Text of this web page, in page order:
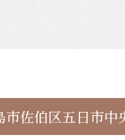
市佐伯区五日市